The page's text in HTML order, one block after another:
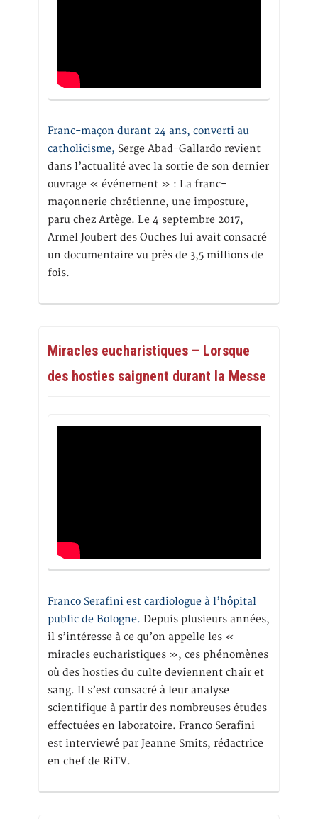
Franc-maçon durant 24 ans, converti au
catholicisme, Serge Abad-Gallardo revient
dans l’actualité avec la sortie de son dernier
ouvrage « événement » : La franc-
maçonnerie chrétienne, une imposture,
paru chez Artège. Le 4 septembre 2017,
Armel Joubert des Ouches lui avait consacré
un documentaire vu près de 3,5 millions de
fois.
Miracles eucharistiques – Lorsque
des hosties saignent durant la Messe
Franco Serafini est cardiologue à l’hôpital
public de Bologne. Depuis plusieurs années,
il s’intéresse à ce qu’on appelle les «
miracles eucharistiques », ces phénomènes
où des hosties du culte deviennent chair et
sang. Il s’est consacré à leur analyse
scientifique à partir des nombreuses études
effectuées en laboratoire. Franco Serafini
est interviewé par Jeanne Smits, rédactrice
en chef de RiTV.